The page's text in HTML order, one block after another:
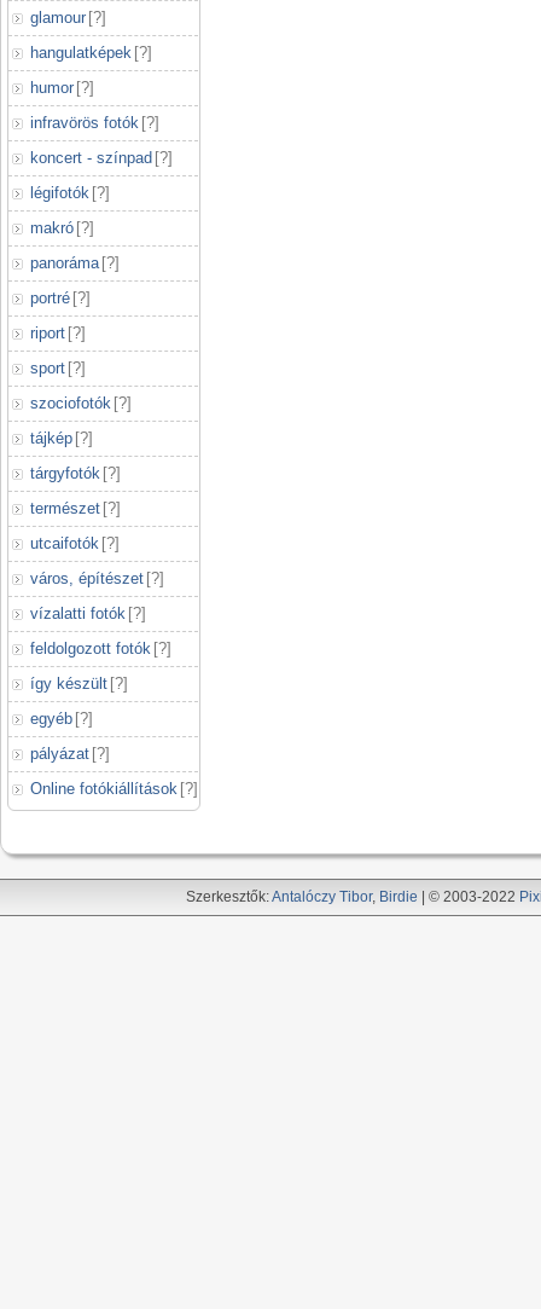
glamour [?]
hangulatképek [?]
humor [?]
infravörös fotók [?]
koncert - színpad [?]
légifotók [?]
makró [?]
panoráma [?]
portré [?]
riport [?]
sport [?]
szociofotók [?]
tájkép [?]
tárgyfotók [?]
természet [?]
utcaifotók [?]
város, építészet [?]
vízalatti fotók [?]
feldolgozott fotók [?]
így készült [?]
egyéb [?]
pályázat [?]
Online fotókiállítások [?]
Szerkesztők:Antalóczy Tibor, Birdie | © 2003-2022